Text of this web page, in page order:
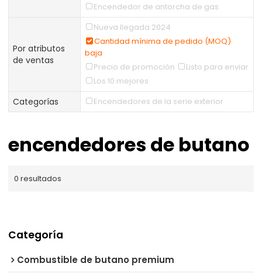
Encendedor de antorcha de gas
Por atributos
de ventas
Nueva llegada 2024
Cantidad mínima de pedido (MOQ)
baja
Precio de promoción
Listo para enviar
Los 10 mejores
Categorías Encendedores de la serie exterior
encendedores de butano
0 resultados
Categoría
Combustible de butano premium